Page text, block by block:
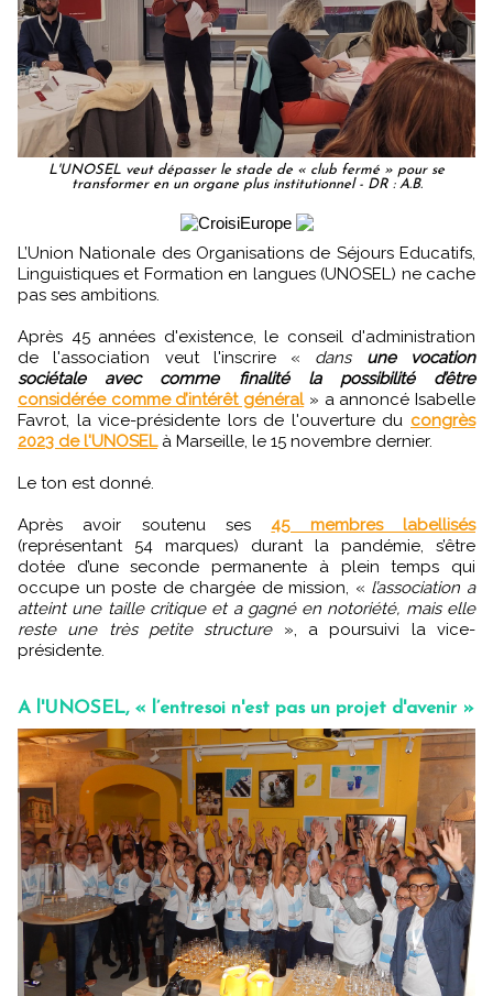
L'UNOSEL veut dépasser le stade de « club fermé » pour se
transformer en un organe plus institutionnel - DR : A.B.
L’Union Nationale des Organisations de Séjours Educatifs,
Linguistiques et Formation en langues (UNOSEL) ne cache
pas ses ambitions.
Après 45 années d'existence, le conseil d'administration
de l'association veut l'inscrire « dans une vocation
sociétale avec comme finalité la possibilité d’être
considérée comme d’intérêt général» a annoncé Isabelle
Favrot, la vice-présidente lors de l'ouverture du congrès
2023 de l'UNOSELà Marseille, le 15 novembre dernier.
Le ton est donné.
Après avoir soutenu ses45 membres labellisés
(représentant 54 marques) durant la pandémie, s’être
dotée d’une seconde permanente à plein temps qui
occupe un poste de chargée de mission, « l’association a
atteint une taille critique et a gagné en notoriété, mais elle
reste une très petite structure», a poursuivi la vice-
présidente.
A l'UNOSEL, « l’entresoi n'est pas un projet d'avenir »